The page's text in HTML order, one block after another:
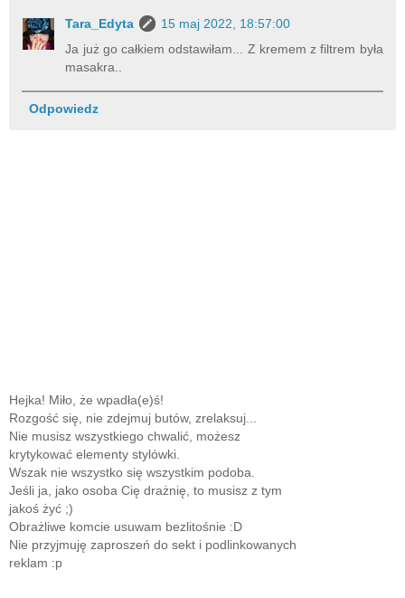
Tara_Edyta
15 maj 2022, 18:57:00
Ja już go całkiem odstawiłam... Z kremem z filtrem była
masakra..
Odpowiedz
Hejka! Miło, że wpadła(e)ś!
Rozgość się, nie zdejmuj butów, zrelaksuj...
Nie musisz wszystkiego chwalić, możesz
krytykować elementy stylówki.
Wszak nie wszystko się wszystkim podoba.
Jeśli ja, jako osoba Cię drażnię, to musisz z tym
jakoś żyć ;)
Obrażliwe komcie usuwam bezlitośnie :D
Nie przyjmuję zaproszeń do sekt i podlinkowanych
reklam :p